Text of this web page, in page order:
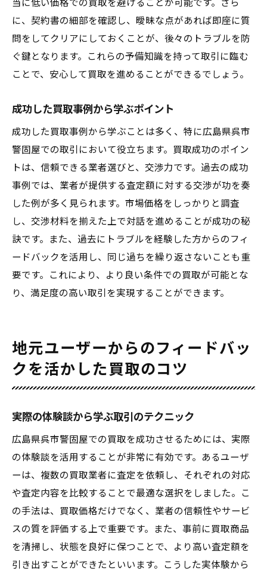
当に低い価格での買取を避けることが可能です。さら
に、契約書の細部を確認し、曖昧な点があれば即座に質
問をしてクリアにしておくことが、後々のトラブルを防
ぐ鍵となります。これらの予備知識を持って取引に臨む
ことで、安心して買取を進めることができるでしょう。
成功した買取事例から学ぶポイント
成功した買取事例から学ぶことは多く、特に広島県呉市
警固屋での取引において役立ちます。買取成功のポイン
トは、信頼できる業者選びと、交渉力です。過去の成功
事例では、業者が提供する査定額に対する交渉が功を奏
した例が多く見られます。市場価格をしっかりと調査
し、交渉材料を揃えた上で対話を進めることが成功の秘
訣です。また、過去にトラブルを経験した方からのフィ
ードバックを活用し、同じ過ちを繰り返さないことも重
要です。これにより、より良い条件での買取が可能とな
り、満足度の高い取引を実現することができます。
地元ユーザーからのフィードバッ
クを活かした買取のコツ
実際の体験談から学ぶ取引のテクニック
広島県呉市警固屋での買取を成功させるためには、実際
の体験談を活用することが非常に有効です。あるユーザ
ーは、複数の買取業者に査定を依頼し、それぞれの対応
や査定内容を比較することで最適な選択をしました。こ
の手法は、買取価格だけでなく、業者の信頼性やサービ
スの質を評価する上で重要です。また、事前に買取商品
を清掃し、状態を良好に保つことで、より高い査定額を
引き出すことができたといいます。こうした実体験から